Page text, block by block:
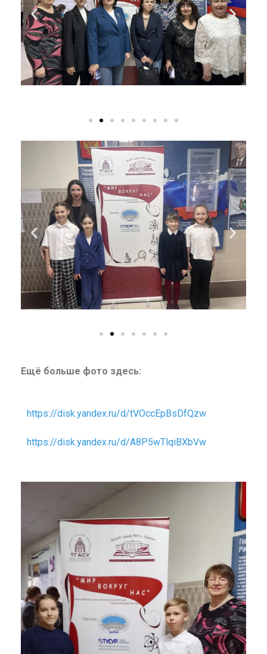
Ещё больше фото здесь:
https://disk.yandex.ru/d/tVOccEpBsDfQzw
https://disk.yandex.ru/d/A8P5wTlqiBXbVw